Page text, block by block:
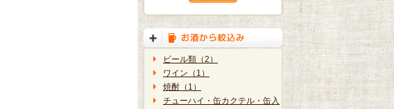
ビール類（2）
ワイン（1）
焼酎（1）
チューハイ・缶カクテル・缶入